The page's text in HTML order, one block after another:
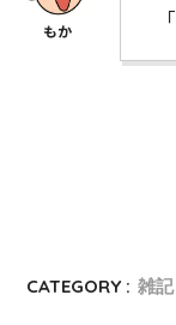
「
CATEGORY : 雑記